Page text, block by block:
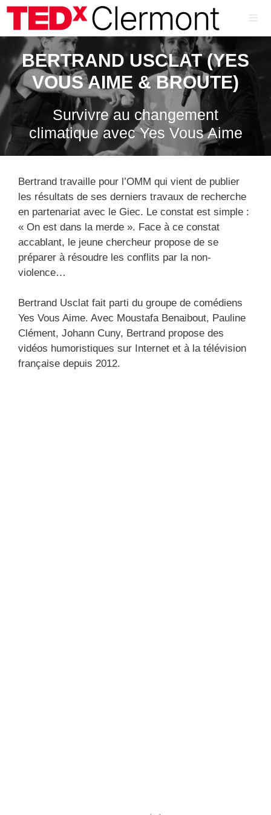
Aller
contenu
BERTRAND USCLAT (YES
VOUS AIME & BROUTE)
Survivre au changement
climatique avec Yes Vous Aime
Bertrand travaille pour l’OMM qui vient de publier
les résultats de ses derniers travaux de recherche
en partenariat avec le Giec. Le constat est simple :
« On est dans la merde ». Face à ce constat
accablant, le jeune chercheur propose de se
préparer à résoudre les conflits par la non-
violence…
Bertrand Usclat fait parti du groupe de comédiens
Yes Vous Aime. Avec Moustafa Benaibout, Pauline
Clément, Johann Cuny, Bertrand propose des
vidéos humoristiques sur Internet et à la télévision
française depuis 2012.